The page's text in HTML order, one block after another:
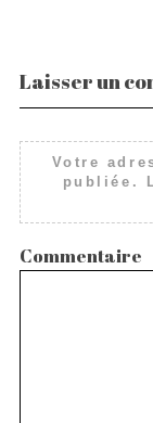
Laisser un
Votre
publiée.
Commentaire